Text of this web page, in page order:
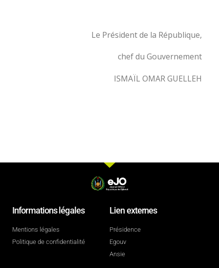
Le Président de la République,
chef du Gouvernement
ISMAÏL OMAR GUELLEH
Informations légales
Mentions légales
Politique de confidentialité
Lien externes
Présidence
Egouv
Ansie